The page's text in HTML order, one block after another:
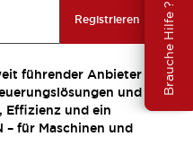
Brauche Hilfe ?
Registrieren
führender Anbieter
und
Effizienz und ein
– für Maschinen und